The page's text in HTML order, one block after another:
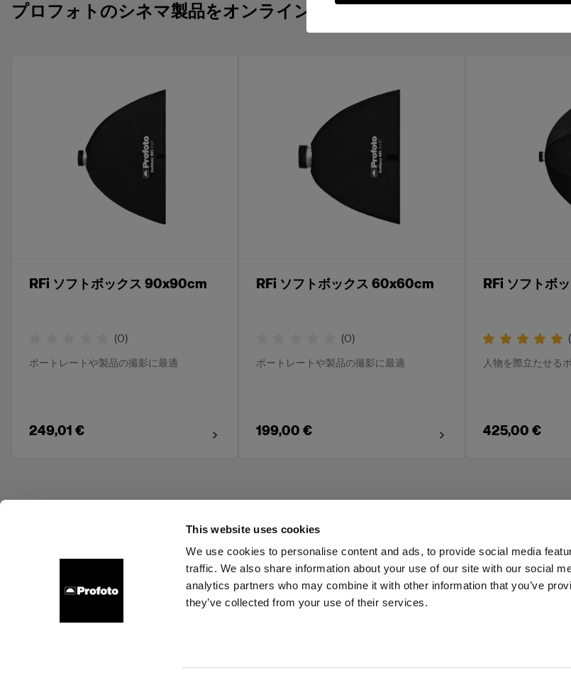
This website uses cookies
We use cookies to personalise content and ads, to provide social media
traffic. We also share information about your use of our site with our social
analytics partners who may combine it with other information that you’ve
they’ve collected from your use of their services.
プロフォトのシネマ製品をオンラインで購入
RFi ソフトボックス 90x90cm
(0)
ポートレートや製品の撮影に最適
249,01 €
RFi ソフトボックス 60x60cm
(0)
ポートレートや製品の撮影に最適
199,00 €
RFi ソフトボ
(
人物を際立たせる
425,00 €
About us Contact Support Careers Press Investors Share The Light